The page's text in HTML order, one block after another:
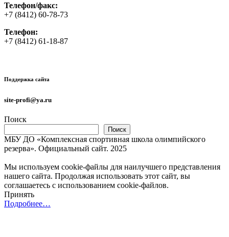
Телефон/факс:
+7 (8412) 60-78-73
Телефон:
+7 (8412) 61-18-87
Поддержка сайта
site-profi@ya.ru
Поиск
Поиск
МБУ ДО «Комплексная спортивная школа олимпийского
резерва». Официальный сайт. 2025
Мы используем cookie-файлы для наилучшего представления
нашего сайта. Продолжая использовать этот сайт, вы
соглашаетесь с использованием cookie-файлов.
Принять
Подробнее…